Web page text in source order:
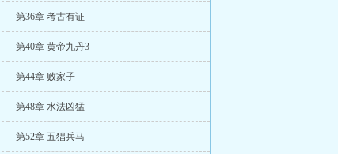
第36章 考古有证
第40章 黄帝九丹3
第44章 败家子
第48章 水法凶猛
第52章 五猖兵马